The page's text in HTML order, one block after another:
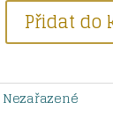
Kč
Přidat do
Nezařazené